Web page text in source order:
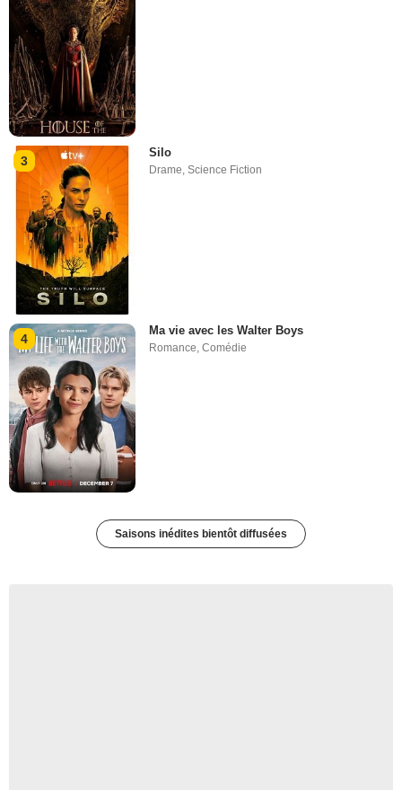
3
Silo
Drame ,Science Fiction
4
Ma vie avec les Walter Boys
Romance,Comédie
Saisons inédites bientôt diffusées